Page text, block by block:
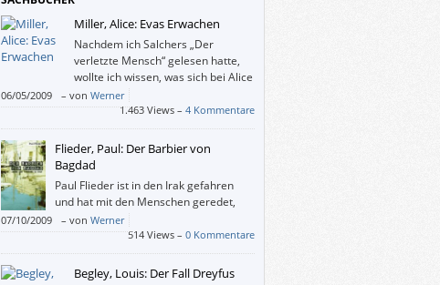
Miller, Alice: Evas Erwachen
Nachdem ich Salchers „Der
verletzte Mensch“ gelesen hatte,
wollte ich wissen, was sich bei Alice
Miller in den letzten Jahren so
getan hat. Besser gesagt: Vor ca. 25 Jahren waren
Millers erste drei Bücher wichtig für mich, ich las
das „Drama des begabten Kindes“ und sah mich
natürlich selbst als eines. Und jetzt war ich zwar
nicht erstaunt, dass Miller bei ihrem Thema
geblieben ist, sondern über dieses meiner
Meinung nach schlecht geschriebene Buch.
06/05/2009 – von Werner
1.463 Views – 4 Kommentare
Flieder, Paul: Der Barbier von
Bagdad
Paul Flieder ist in den Irak gefahren
und hat mit den Menschen geredet,
denen sonst keiner zuhört.
07/10/2009 – von Werner
514 Views – 0 Kommentare
Begley, Louis: Der Fall Dreyfus